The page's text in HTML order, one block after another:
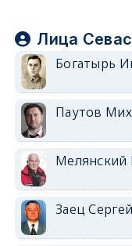
Лица
Богатырь
Паутов
Мелянский
Заец